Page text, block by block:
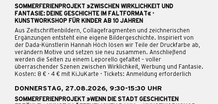
SOMMERFERIENPROJEKT »ZWISCHEN WIRKLICHKEIT UND
FANTASIE: DEINE GESCHICHTE IM FALTFORMAT« ·
KUNSTWORKSHOP FÜR KINDER AB 10 JAHREN
Aus Zeitschriftenbildern, Collagefragmenten und zeichnerischen
Ergänzungen entsteht eine eigene Bildergeschichte. Inspiriert von
der Dada-Künstlerin Hannah Höch lösen wir Teile der Druckfarbe ab,
verändern Motive und setzen sie neu zusammen. Anschließend
werden die Seiten zu einem Leporello gefaltet – voller
überraschender Szenen zwischen Wirklichkeit, Werbung und Fantasie.
Kosten: 8 € · 4 € mit KiJuKarte · Tickets: Anmeldung erforderlich
DONNERSTAG, 27.08.2026, 9:30-15:30 UHR
SOMMERFERIENPROJEKT »WENN DIE STADT GESCHICHTEN